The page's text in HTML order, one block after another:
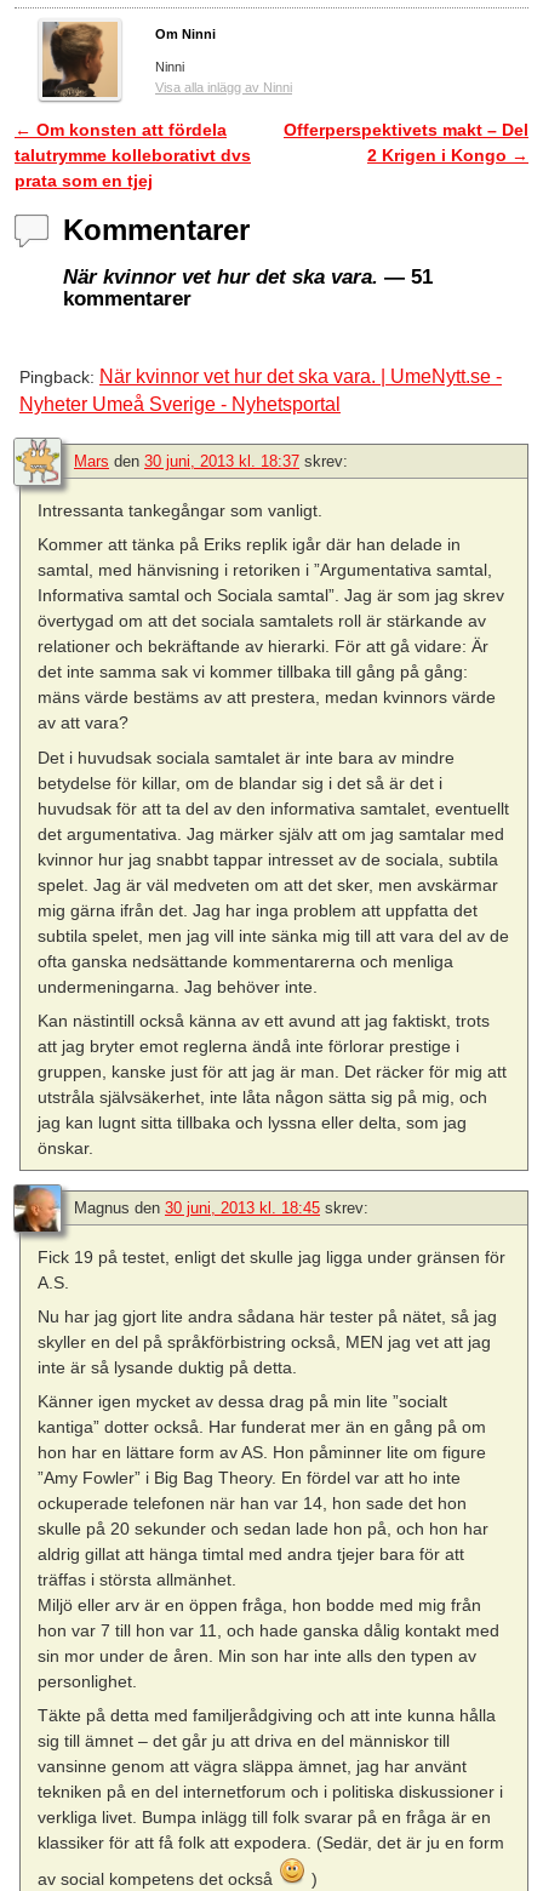
Om Ninni
Ninni
Visa alla inlägg av Ninni
Inläggsnavigering
← Om konsten att fördela
talutrymme kolleborativt dvs
prata som en tjej
Offerperspektivets makt – Del
2 Krigen i Kongo →
Kommentarer
När kvinnor vet hur det ska vara. — 51
kommentarer
Pingback: När kvinnor vet hur det ska vara. | UmeNytt.se -
Nyheter Umeå Sverige - Nyhetsportal
Mars den 30 juni, 2013 kl. 18:37 skrev:
Intressanta tankegångar som vanligt.
Kommer att tänka på Eriks replik igår där han delade in
samtal, med hänvisning i retoriken i ”Argumentativa samtal,
Informativa samtal och Sociala samtal”. Jag är som jag skrev
övertygad om att det sociala samtalets roll är stärkande av
relationer och bekräftande av hierarki. För att gå vidare: Är
det inte samma sak vi kommer tillbaka till gång på gång:
mäns värde bestäms av att prestera, medan kvinnors värde
av att vara?
Det i huvudsak sociala samtalet är inte bara av mindre
betydelse för killar, om de blandar sig i det så är det i
huvudsak för att ta del av den informativa samtalet, eventuellt
det argumentativa. Jag märker själv att om jag samtalar med
kvinnor hur jag snabbt tappar intresset av de sociala, subtila
spelet. Jag är väl medveten om att det sker, men avskärmar
mig gärna ifrån det. Jag har inga problem att uppfatta det
subtila spelet, men jag vill inte sänka mig till att vara del av de
ofta ganska nedsättande kommentarerna och menliga
undermeningarna. Jag behöver inte.
Kan nästintill också känna av ett avund att jag faktiskt, trots
att jag bryter emot reglerna ändå inte förlorar prestige i
gruppen, kanske just för att jag är man. Det räcker för mig att
utstråla självsäkerhet, inte låta någon sätta sig på mig, och
jag kan lugnt sitta tillbaka och lyssna eller delta, som jag
önskar.
Magnus den 30 juni, 2013 kl. 18:45 skrev:
Fick 19 på testet, enligt det skulle jag ligga under gränsen för
A.S.
Nu har jag gjort lite andra sådana här tester på nätet, så jag
skyller en del på språkförbistring också, MEN jag vet att jag
inte är så lysande duktig på detta.
Känner igen mycket av dessa drag på min lite ”socialt
kantiga” dotter också. Har funderat mer än en gång på om
hon har en lättare form av AS. Hon påminner lite om figure
”Amy Fowler” i Big Bag Theory. En fördel var att ho inte
ockuperade telefonen när han var 14, hon sade det hon
skulle på 20 sekunder och sedan lade hon på, och hon har
aldrig gillat att hänga timtal med andra tjejer bara för att
träffas i största allmänhet.
Miljö eller arv är en öppen fråga, hon bodde med mig från
hon var 7 till hon var 11, och hade ganska dålig kontakt med
sin mor under de åren. Min son har inte alls den typen av
personlighet.
Täkte på detta med familjerådgiving och att inte kunna hålla
sig till ämnet – det går ju att driva en del människor till
vansinne genom att vägra släppa ämnet, jag har använt
tekniken på en del internetforum och i politiska diskussioner i
verkliga livet. Bumpa inlägg till folk svarar på en fråga är en
klassiker för att få folk att expodera. (Sedär, det är ju en form
av social kompetens det också
)